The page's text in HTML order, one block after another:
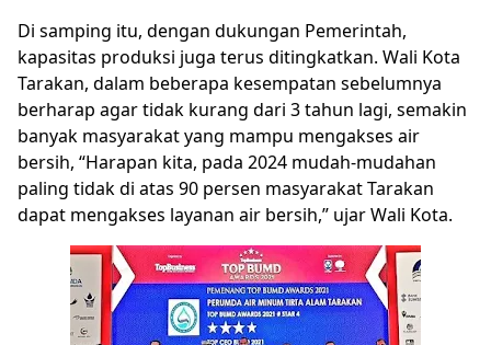
Di samping itu, dengan dukungan Pemerintah,
kapasitas produksi juga terus ditingkatkan. Wali Kota
Tarakan, dalam beberapa kesempatan sebelumnya
berharap agar tidak kurang dari 3 tahun lagi, semakin
banyak masyarakat yang mampu mengakses air
bersih, “Harapan kita, pada 2024 mudah-mudahan
paling tidak di atas 90 persen masyarakat Tarakan
dapat mengakses layanan air bersih,” ujar Wali Kota.